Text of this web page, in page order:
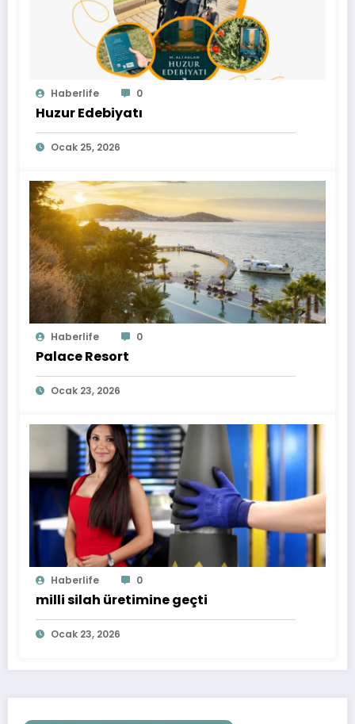
Haberlife 0
Huzur Edebiyatı
Ocak 25, 2026
Haberlife 0
Palace Resort
Ocak 23, 2026
Haberlife 0
milli silah üretimine geçti
Ocak 23, 2026